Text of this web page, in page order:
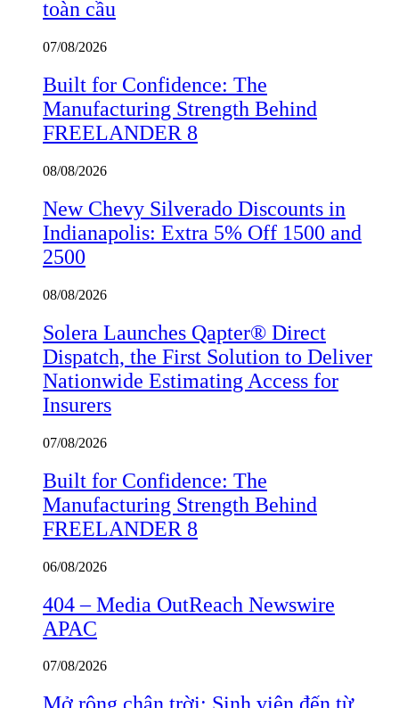
toàn cầu
07/08/2026
Built for Confidence: The
Manufacturing Strength Behind
FREELANDER 8
08/08/2026
New Chevy Silverado Discounts in
Indianapolis: Extra 5% Off 1500 and
2500
08/08/2026
Solera Launches Qapter® Direct
Dispatch, the First Solution to Deliver
Nationwide Estimating Access for
Insurers
07/08/2026
Built for Confidence: The
Manufacturing Strength Behind
FREELANDER 8
06/08/2026
404 – Media OutReach Newswire
APAC
07/08/2026